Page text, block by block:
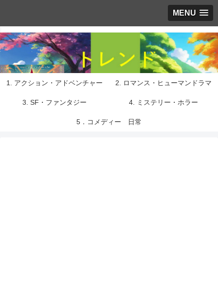
MENU
1. アクション・アドベンチャー 2. ロマンス・ヒューマンドラマ
3. SF・ファンタジー 4. ミステリー・ホラー
5．コメディー 日常